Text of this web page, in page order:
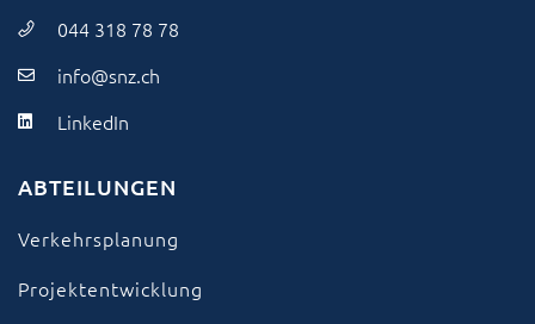
044 318 78 78
info@snz.ch
LinkedIn
ABTEILUNGEN
Verkehrsplanung
Projektentwicklung